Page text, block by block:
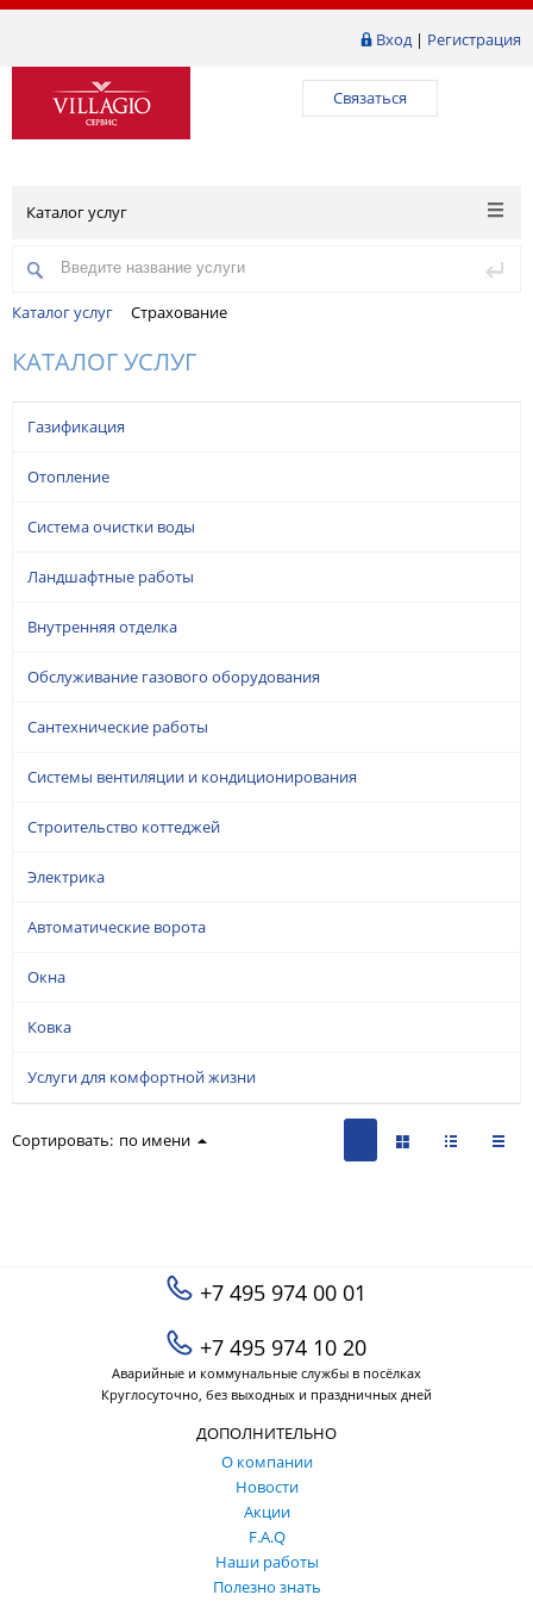
Вход| Регистрация
Связаться
Каталог услуг
Каталог услуг Страхование
КАТАЛОГ УСЛУГ
Газификация
Отопление
Система очистки воды
Ландшафтные работы
Внутренняя отделка
Обслуживание газового оборудования
Сантехнические работы
Системы вентиляции и кондиционирования
Строительство коттеджей
Электрика
Автоматические ворота
Окна
Ковка
Услуги для комфортной жизни
Сортировать: по имени
+7 495 974 00 01
+7 495 974 10 20
Аварийные и коммунальные службы в посёлках
Круглосуточно, без выходных и праздничных дней
ДОПОЛНИТЕЛЬНО
О компании
Новости
Акции
F.A.Q
Наши работы
Полезно знать